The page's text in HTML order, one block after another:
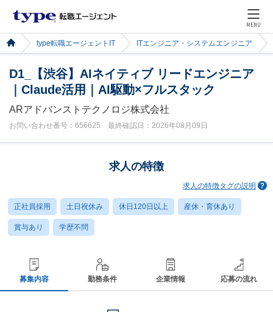
MENU
type転職エージェントIT ITエンジニア・システムエンジニア
D1_【渋谷】AIネイティブ リードエンジニア
｜Claude活用｜AI駆動×フルスタック
ARアドバンストテクノロジ株式会社
お問い合わせ番号：656625 最終確認日：2026年08月09日
求人の特徴
求人の特徴タグの説明
正社員採用 土日祝休み 休日120日以上 産休・育休あり
賞与あり 学歴不問
募集内容 勤務条件 企業情報 応募の流れ